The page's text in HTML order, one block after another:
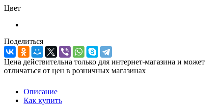
Цвет
Поделиться
Цена действительна только для интернет-магазина и может
отличаться от цен в розничных магазинах
Описание
Как купить